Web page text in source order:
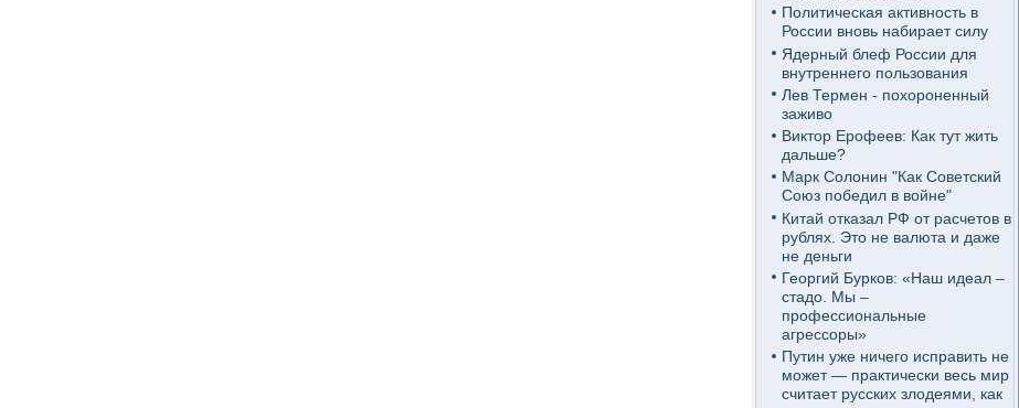
Политическая активность в
России вновь набирает силу
Ядерный блеф России для
внутреннего пользования
Лев Термен - похороненный
заживо
Виктор Ерофеев: Как тут жить
дальше?
Марк Солонин "Как Советский
Союз победил в войне"
Китай отказал РФ от расчетов в
рублях. Это не валюта и даже
не деньги
Георгий Бурков: «Наш идеал –
стадо. Мы –
профессиональные
агрессоры»
Путин уже ничего исправить не
может — практически весь мир
считает русских злодеями, как